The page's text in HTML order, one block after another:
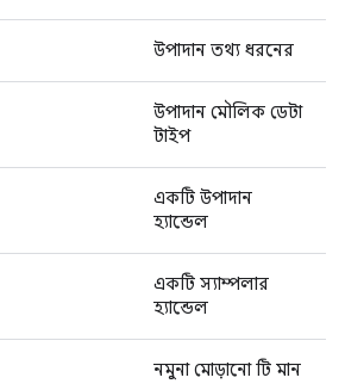
উপাদান তথ্য ধরনের
উপাদান মৌলিক ডেটা
টাইপ
একটি উপাদান
হ্যান্ডেল
একটি স্যাম্পলার
হ্যান্ডেল
নমুনা মোড়ানো টি মান